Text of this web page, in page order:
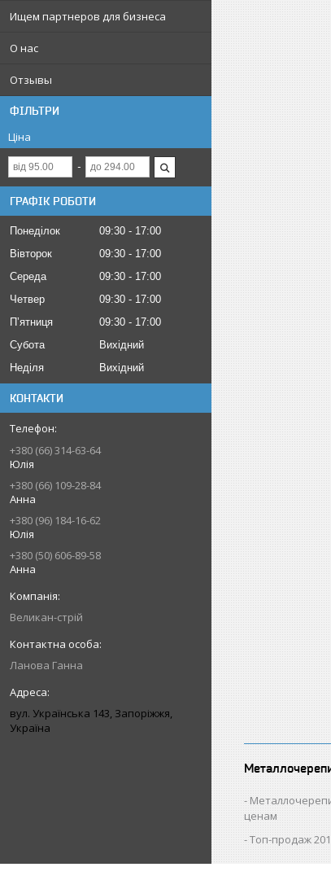
Ищем партнеров для бизнеса
О нас
Отзывы
ФІЛЬТРИ
Ціна
ГРАФІК РОБОТИ
Понеділок 09:30
17:00
Вівторок
09:30
17:00
Середа
09:30
17:00
Четвер
09:30
17:00
Пʼятниця
09:30
17:00
Субота
Вихідний
Неділя
Вихідний
КОНТАКТИ
+380 (66) 314-63-64
Юлія
+380 (66) 109-28-84
Анна
+380 (96) 184-16-62
Юлія
+380 (50) 606-89-58
Анна
Великан-стрій
Ланова Ганна
вул. Українська 143, Запоріжжя,
Україна
ценам
Топ-продаж